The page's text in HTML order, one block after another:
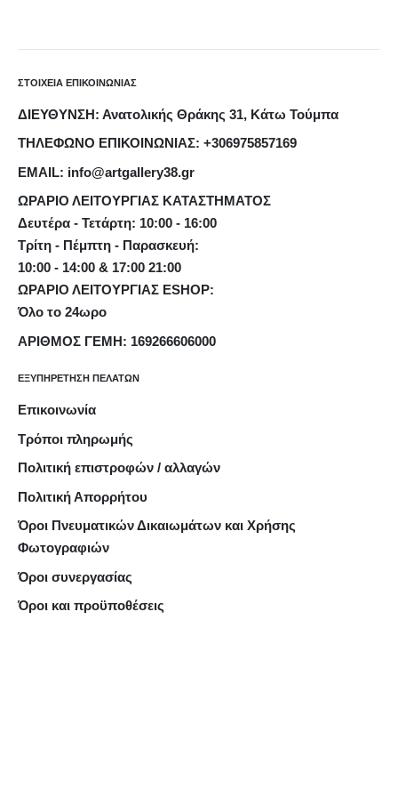
ΣΤΟΙΧΕΙΑ ΕΠΙΚΟΙΝΩΝΙΑΣ
ΔΙΕΥΘΥΝΣΗ: Ανατολικής Θράκης 31, Κάτω Τούμπα
ΤΗΛΕΦΩΝΟ ΕΠΙΚΟΙΝΩΝΙΑΣ: +306975857169
EMAIL: info@artgallery38.gr
ΩΡΑΡΙΟ ΛΕΙΤΟΥΡΓΙΑΣ ΚΑΤΑΣΤΗΜΑΤΟΣ
Δευτέρα - Τετάρτη: 10:00 - 16:00
Τρίτη - Πέμπτη - Παρασκευή:
10:00 - 14:00 & 17:00 21:00
ΩΡΑΡΙΟ ΛΕΙΤΟΥΡΓΙΑΣ ESHOP:
Όλο το 24ωρο
ΑΡΙΘΜΟΣ ΓΕΜΗ: 169266606000
ΕΞΥΠΗΡΕΤΗΣΗ ΠΕΛΑΤΩΝ
Επικοινωνία
Τρόποι πληρωμής
Πολιτική επιστροφών / αλλαγών
Πολιτική Απορρήτου
Όροι Πνευματικών Δικαιωμάτων και Χρήσης
Φωτογραφιών
Όροι συνεργασίας
Όροι και προϋποθέσεις